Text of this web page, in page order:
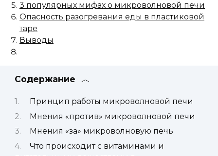
3 популярных мифах о микроволновой печи
Опасность разогревания еды в пластиковой
таре
Выводы
Содержание
Принцип работы микроволновой печи
Мнения «против» микроволновой печи
Мнения «за» микроволновую печь
Что происходит с витаминами и